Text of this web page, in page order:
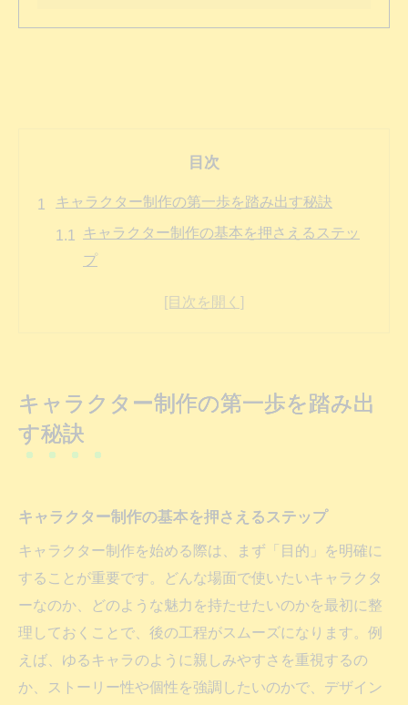
目次
キャラクター制作の第一歩を踏み出す秘訣
キャラクター制作の基本を押さえるステッ
プ
初心者必見のキャラデザイン発想法まとめ
初心者に最適なキャラクター制作発想法
キャラデザイン要素を活かすアイデア術
短時間で形になるキャラクター制作術
短時間で完成するキャラクター制作術
キャラクター制作を効率化する方法とは
キャラクター制作の第一歩を踏み出
す秘訣
キャラクター制作の基本を押さえるステップ
キャラクター制作を始める際は、まず「目的」を明確に
することが重要です。どんな場面で使いたいキャラクタ
ーなのか、どのような魅力を持たせたいのかを最初に整
理しておくことで、後の工程がスムーズになります。例
えば、ゆるキャラのように親しみやすさを重視するの
か、ストーリー性や個性を強調したいのかで、デザイン